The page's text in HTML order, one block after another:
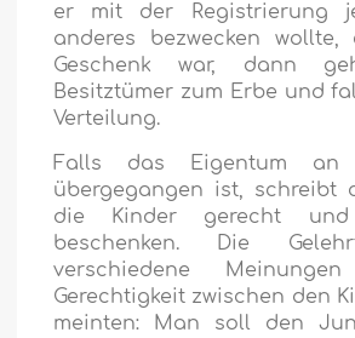
er mit der Registrierung
anderes bezwecken
Geschenk war, dann
Besitztümer zum Erbe und
Verteilung.
Falls das Eigentum
übergegangen ist, schreibt
die Kinder gerecht
beschenken. Die
verschiedene
Gerechtigkeit zwischen den
meinten: Man soll den